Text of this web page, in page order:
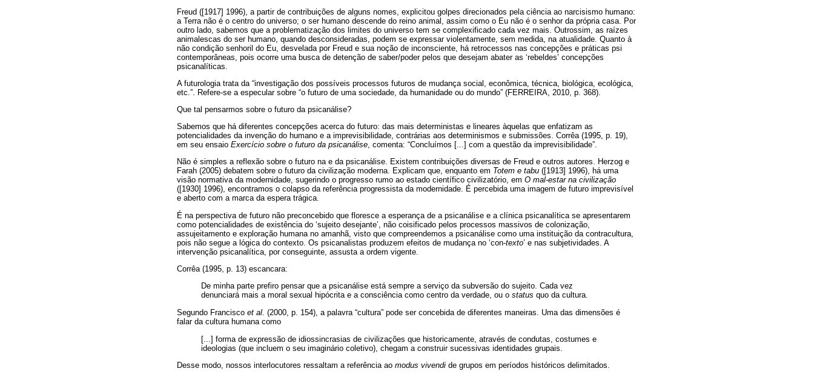
Freud ([1917] 1996), a partir de contribuições de alguns nomes, explicitou golpes direcionados pela ciência ao narcisismo humano:
a Terra não é o centro do universo; o ser humano descende do reino animal, assim como o Eu não é o senhor da própria casa. Por
outro lado, sabemos que a problematização dos limites do universo tem se complexificado cada vez mais. Outrossim, as raízes
animalescas do ser humano, quando desconsideradas, podem se expressar violentamente, sem medida, na atualidade. Quanto à
não condição senhoril do Eu, desvelada por Freud e sua noção de inconsciente, há retrocessos nas concepções e práticas psi
contemporâneas, pois ocorre uma busca de detenção de saber/poder pelos que desejam abater as ‘rebeldes’ concepções
psicanalíticas.
A futurologia trata da “investigação dos possíveis processos futuros de mudança social, econômica, técnica, biológica, ecológica,
etc.”. Refere-se a especular sobre “o futuro de uma sociedade, da humanidade ou do mundo” (FERREIRA, 2010, p. 368).
Que tal pensarmos sobre o futuro da psicanálise?
Sabemos que há diferentes concepções acerca do futuro: das mais deterministas e lineares àquelas que enfatizam as
potencialidades da invenção do humano e a imprevisibilidade, contrárias aos determinismos e submissões. Corrêa (1995, p. 19),
em seu ensaio Exercício sobre o futuro da psicanálise, comenta: “Concluímos [...] com a questão da imprevisibilidade”.
Não é simples a reflexão sobre o futuro na e da psicanálise. Existem contribuições diversas de Freud e outros autores. Herzog e
Farah (2005) debatem sobre o futuro da civilização moderna. Explicam que, enquanto em Totem e tabu ([1913] 1996), há uma
visão normativa da modernidade, sugerindo o progresso rumo ao estado científico civilizatório, em O mal-estar na civilização
([1930] 1996), encontramos o colapso da referência progressista da modernidade. É percebida uma imagem de futuro imprevisível
e aberto com a marca da espera trágica.
É na perspectiva de futuro não preconcebido que floresce a esperança de a psicanálise e a clínica psicanalítica se apresentarem
como potencialidades de existência do ‘sujeito desejante’, não coisificado pelos processos massivos de colonização,
assujeitamento e exploração humana no amanhã, visto que compreendemos a psicanálise como uma instituição da contracultura,
pois não segue a lógica do contexto. Os psicanalistas produzem efeitos de mudança no ‘con-texto’ e nas subjetividades. A
intervenção psicanalítica, por conseguinte, assusta a ordem vigente.
Corrêa (1995, p. 13) escancara:
De minha parte prefiro pensar que a psicanálise está sempre a serviço da subversão do sujeito. Cada vez
denunciará mais a moral sexual hipócrita e a consciência como centro da verdade, ou o status quo da cultura.
Segundo Francisco et al . (2000, p. 154), a palavra “cultura” pode ser concebida de diferentes maneiras. Uma das dimensões é
falar da cultura humana como
[...] forma de expressão de idiossincrasias de civilizações que historicamente, através de condutas, costumes e
ideologias (que incluem o seu imaginário coletivo), chegam a construir sucessivas identidades grupais.
Desse modo, nossos interlocutores ressaltam a referência ao modus vivendi de grupos em períodos históricos delimitados.